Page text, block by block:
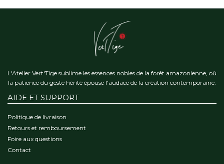
L'Atelier Vert'Tige sublime les essences nobles de la forêt amazonienne, où
la patience du geste hérité épouse l'audace de la création contemporaine.
AIDE ET SUPPORT
Politique de livraison
Retours et remboursement
Foire aux questions
Contact